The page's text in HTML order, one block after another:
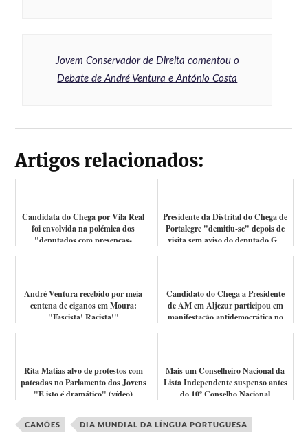
Jovem Conservador de Direita comentou o
Debate de André Ventura e António Costa
Artigos relacionados:
Candidata do Chega por Vila Real
foi envolvida na polémica dos
"deputados com presenças-
Presidente da Distrital do Chega de
Portalegre "demitiu-se" depois de
visita sem aviso do deputado G...
André Ventura recebido por meia
centena de ciganos em Moura:
"Fascista! Racista!"
Candidato do Chega a Presidente
de AM em Aljezur participou em
manifestação antidemocrática no
Rita Matias alvo de protestos com
pateadas no Parlamento dos Jovens
"E isto é dramático" (vídeo)
Mais um Conselheiro Nacional da
Lista Independente suspenso antes
do 10º Conselho Nacional
CAMÕES DIA MUNDIAL DA LÍNGUA PORTUGUESA